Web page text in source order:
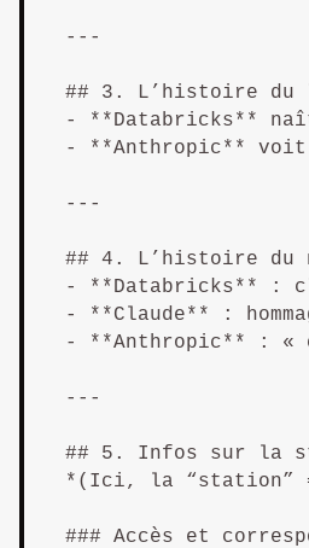
---
## 3. L’histoire
- **Databricks**
- **Anthropic** voit
---
## 4. L’histoire du
- **Databricks** :
- **Claude** :
- **Anthropic** : «
---
## 5. Infos sur la
*(Ici, la “station”
### Accès et